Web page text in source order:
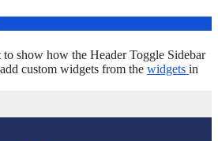
show how the Header Toggle Sidebar
custom widgets from the widgets in